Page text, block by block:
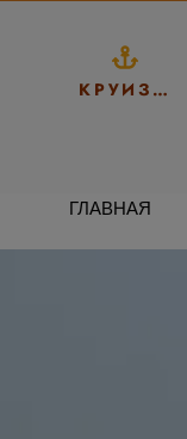
КРУИЗЫ
ГЛАВНАЯ